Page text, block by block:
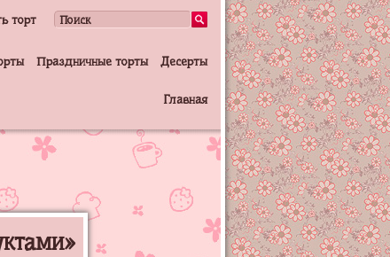
торт
Праздничные торты Десерты
Главная